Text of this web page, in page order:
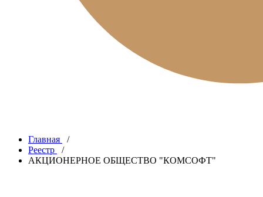
Главная
/
Реестр
/
АКЦИОНЕРНОЕ ОБЩЕСТВО "КОМСОФТ"